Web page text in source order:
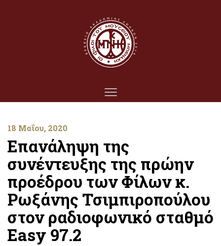
18 Μαΐου, 2020
Επανάληψη της
συνέντευξης της πρώην
πρoέδρου των Φίλων κ.
Ρωξάνης Τσιμπιροπούλου
στον ραδιοφωνικό σταθμό
Easy 97.2